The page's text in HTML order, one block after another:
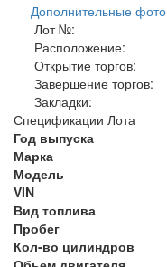
Дополнительные фото
Лот №:
Расположение:
Открытие торгов:
Завершение торгов:
Закладки:
Спецификации Лота
Год выпуска
Марка
Модель
VIN
Вид топлива
Пробег
Кол-во цилиндров